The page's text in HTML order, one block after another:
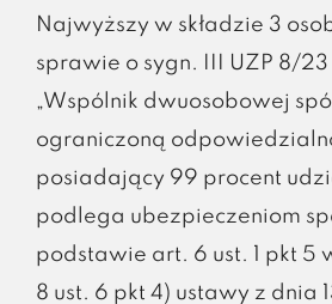
Najwyższy w składzie 3
sprawie o sygn. III UZP 8/23
„Wspólnik dwuosobowej
ograniczoną
posiadający 99 procent
podlega ubezpieczeniom
podstawie art. 6 ust. 1 pkt 5
8 ust. 6 pkt 4) ustawy z dnia